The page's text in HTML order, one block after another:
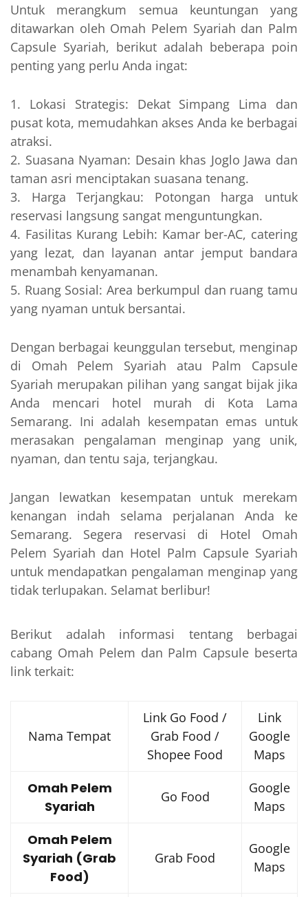
Untuk merangkum semua keuntungan yang
ditawarkan oleh Omah Pelem Syariah dan Palm
Capsule Syariah, berikut adalah beberapa poin
penting yang perlu Anda ingat:
1. Lokasi Strategis: Dekat Simpang Lima dan
pusat kota, memudahkan akses Anda ke berbagai
atraksi.
2. Suasana Nyaman: Desain khas Joglo Jawa dan
taman asri menciptakan suasana tenang.
3. Harga Terjangkau: Potongan harga untuk
reservasi langsung sangat menguntungkan.
4. Fasilitas Kurang Lebih: Kamar ber-AC, catering
yang lezat, dan layanan antar jemput bandara
menambah kenyamanan.
5. Ruang Sosial: Area berkumpul dan ruang tamu
yang nyaman untuk bersantai.
Dengan berbagai keunggulan tersebut, menginap
di Omah Pelem Syariah atau Palm Capsule
Syariah merupakan pilihan yang sangat bijak jika
Anda mencari hotel murah di Kota Lama
Semarang. Ini adalah kesempatan emas untuk
merasakan pengalaman menginap yang unik,
nyaman, dan tentu saja, terjangkau.
Jangan lewatkan kesempatan untuk merekam
kenangan indah selama perjalanan Anda ke
Semarang. Segera reservasi di Hotel Omah
Pelem Syariah dan Hotel Palm Capsule Syariah
untuk mendapatkan pengalaman menginap yang
tidak terlupakan. Selamat berlibur!
Berikut adalah informasi tentang berbagai
cabang Omah Pelem dan Palm Capsule beserta
link terkait:
Nama Tempat
Link Go Food /
Grab Food /
Shopee Food
Link
Google
Maps
Omah Pelem
Syariah
Go Food
Google
Maps
Omah Pelem
Syariah (Grab
Food)
Grab Food
Google
Maps